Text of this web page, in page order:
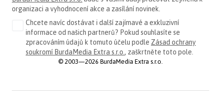
organizaci a vyhodnocení akce a zasílání novinek.
Chcete navíc dostávat i další zajímavé a exkluzivní
informace od našich partnerů? Pokud souhlasíte se
zpracováním údajů k tomuto účelu podle Zásad ochrany
soukromí BurdaMedia Extra s.r.o., zaškrtněte toto pole.
© 2003—2026 BurdaMedia Extra s.r.o.